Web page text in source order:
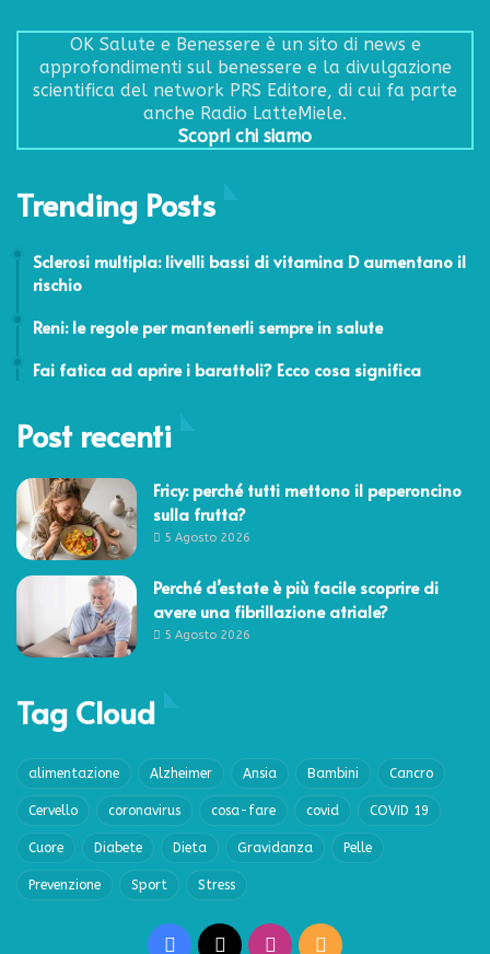
OK Salute e Benessere è un sito di news e
approfondimenti sul benessere e la divulgazione
scientifica del network PRS Editore, di cui fa parte
anche Radio LatteMiele.
Scopri chi siamo
Trending Posts
Sclerosi multipla: livelli bassi di vitamina D aumentano il
rischio
Reni: le regole per mantenerli sempre in salute
Fai fatica ad aprire i barattoli? Ecco cosa significa
Post recenti
Fricy: perché tutti mettono il peperoncino
sulla frutta?
5 Agosto 2026
Perché d’estate è più facile scoprire di
avere una fibrillazione atriale?
5 Agosto 2026
Tag Cloud
alimentazione Alzheimer Ansia Bambini Cancro
Cervello coronavirus cosa-fare covid COVID 19
Cuore Diabete Dieta Gravidanza Pelle
Prevenzione Sport Stress
Facebook Instagram
RSS